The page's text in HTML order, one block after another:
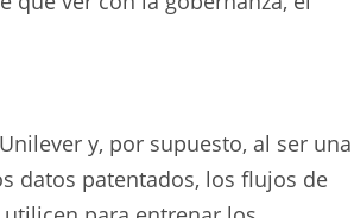
y, por supuesto, al ser una
datos patentados, los flujos de